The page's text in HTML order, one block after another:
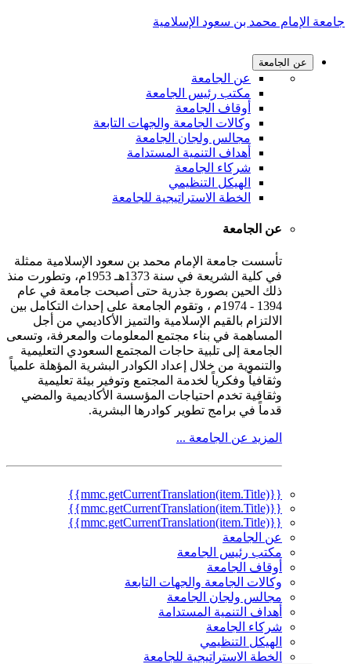
جامعة الإمام محمد بن سعود الإسلامية
عن الجامعة
عن الجامعة
مكتب رئيس الجامعة
أوقاف الجامعة
وكالات الجامعة والجهات التابعة
مجالس ولجان الجامعة
أهداف التنمية المستدامة
شركاء الجامعة
الهيكل التنظيمي
الخطة الاستراتيجية للجامعة
عن الجامعة
تأسست جامعة الإمام محمد بن سعود الإسلامية ممثلة
في كلية الشريعة في سنة 1373هـ 1953م، وتطورت منذ
ذلك الحين بصورة جذرية حتى أصبحت جامعة في عام
1394 - 1974م ، وتقوم الجامعة على إحداث التكامل بين
الالتزام بالقيم الإسلامية والتميز الأكاديمي من أجل
المساهمة في بناء مجتمع المعلومات والمعرفة، وتسعى
الجامعة إلى تلبية حاجات المجتمع السعودي التعليمية
والتنموية من خلال إعداد الكوادر البشرية المؤهلة علمياً
وثقافياً وفكرياً لخدمة المجتمع وتوفير بيئة تعليمية
وثقافية تخدم احتياجات المؤسسة الأكاديمية والمضي
قدماً في برامج تطوير كوادرها البشرية.
المزيد عن الجامعة ...
{{mmc.getCurrentTranslation(item.Title)}}
{{mmc.getCurrentTranslation(item.Title)}}
{{mmc.getCurrentTranslation(item.Title)}}
عن الجامعة
مكتب رئيس الجامعة
أوقاف الجامعة
وكالات الجامعة والجهات التابعة
مجالس ولجان الجامعة
أهداف التنمية المستدامة
شركاء الجامعة
الهيكل التنظيمي
الخطة الاستراتيجية للجامعة